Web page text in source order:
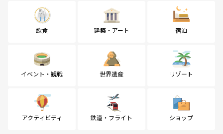
飲食 建築・アート 宿泊
イベント・観戦 世界遺産 リゾート
アクティビティ 鉄道・フライト ショップ